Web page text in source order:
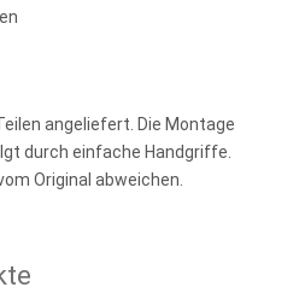
angeliefert. Die Montage
durch einfache Handgriffe.
Original abweichen.